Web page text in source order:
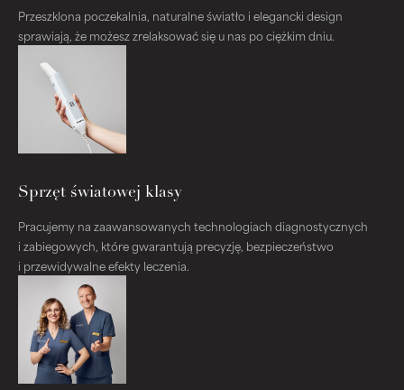
Przeszklona poczekalnia, naturalne światło i elegancki design
sprawiają, że możesz zrelaksować się u nas po ciężkim dniu.
Sprzęt światowej klasy
Pracujemy na zaawansowanych technologiach diagnostycznych
i zabiegowych, które gwarantują precyzję, bezpieczeństwo
i przewidywalne efekty leczenia.